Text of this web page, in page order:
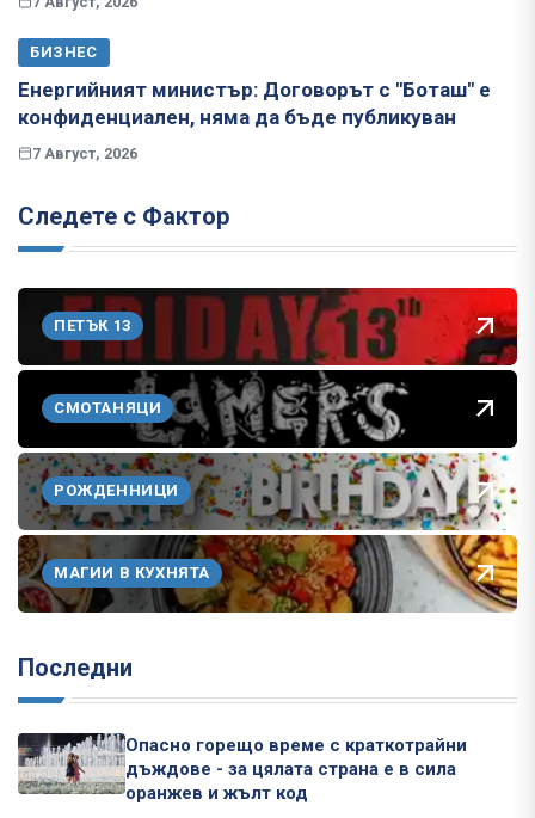
БИЗНЕС
Енергийният министър: Договорът с "Боташ" е
конфиденциален, няма да бъде публикуван
7 Август, 2026
Следете с Фактор
ПЕТЪК 13
СМОТАНЯЦИ
РОЖДЕННИЦИ
МАГИИ В КУХНЯТА
Последни
Опасно горещо време с краткотрайни
дъждове - за цялата страна е в сила
оранжев и жълт код